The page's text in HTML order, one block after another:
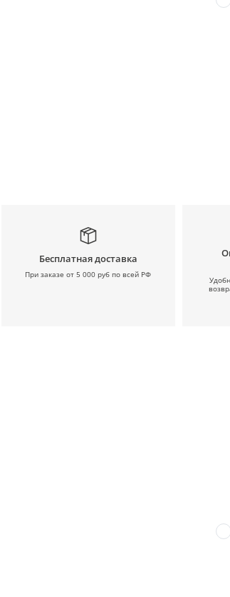
Бесплатная доставка
При заказе от 5 000 руб по всей РФ